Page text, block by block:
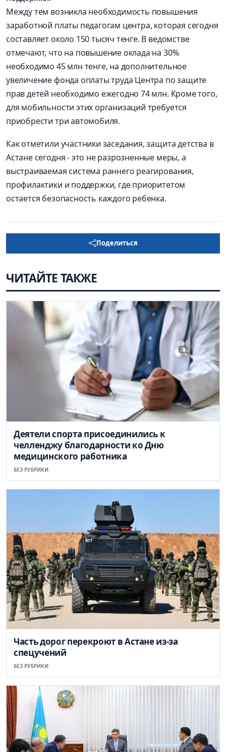
Между тем возникла необходимость повышения
заработной платы педагогам центра, которая сегодня
составляет около 150 тысяч тенге. В ведомстве
отмечают, что на повышение оклада на 30%
необходимо 45 млн тенге, на дополнительное
увеличение фонда оплаты труда Центра по защите
прав детей необходимо ежегодно 74 млн. Кроме того,
для мобильности этих организаций требуется
приобрести три автомобиля.
Как отметили участники заседания, защита детства в
Астане сегодня - это не разрозненные меры, а
выстраиваемая система раннего реагирования,
профилактики и поддержки, где приоритетом
остается бе­зопасность каждого ребенка.
Поделиться
ЧИТАЙТЕ ТАКЖЕ
Деятели спорта присоединились к
челленджу благодарности ко Дню
медицинского работника
БЕЗ РУБРИКИ
Часть дорог перекроют в Астане из-за
спецучений
БЕЗ РУБРИКИ